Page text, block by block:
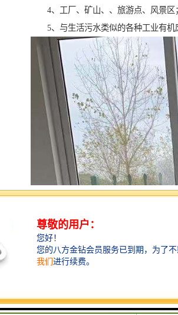
4、工厂、矿山、、旅游点、风景区；
5、与生活污水类似的各种工业有机